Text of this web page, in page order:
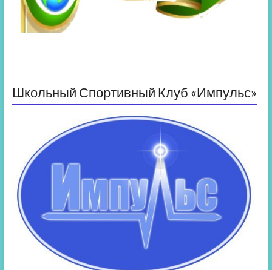
Школьный Спортивный Клуб «Импульс»